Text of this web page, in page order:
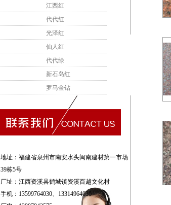
江西红
代代红
光泽红
仙人红
代代绿
新石岛红
罗马金钻
地址：福建省泉州市南安水头闽南建材第一市场
39栋5号
厂址：江西资溪县鹤城镇资溪百越文化村
手机：13599764030、13314964030